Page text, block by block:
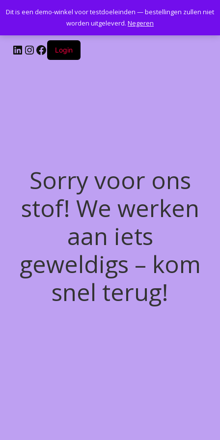
Kantoormeubelenplus.com
LinkedIn
Instagram
Facebook
Login
Sorry voor ons
stof! We werken
aan iets
geweldigs – kom
snel terug!
Dit is een demo-winkel voor testdoeleinden — bestellingen zullen niet
worden uitgeleverd. Negeren